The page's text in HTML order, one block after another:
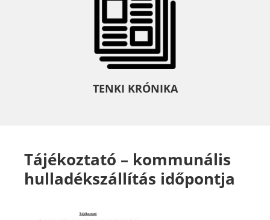
TENKI KRÓNIKA
Tájékoztató – kommunális
hulladékszállítás időpontja